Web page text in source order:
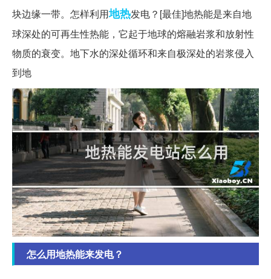
块边缘一带。怎样利用地热发电？[最佳]地热能是来自地
球深处的可再生性热能，它起于地球的熔融岩浆和放射性
物质的衰变。地下水的深处循环和来自极深处的岩浆侵入
到地
怎么用地热能来发电？